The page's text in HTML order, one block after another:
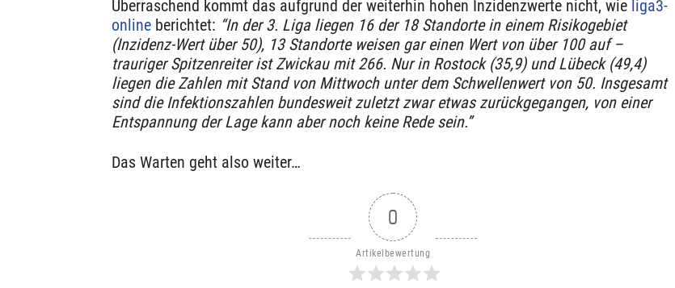
Überraschend kommt das aufgrund der weiterhin hohen Inzidenzwerte nicht, wie liga3-
online berichtet: “In der 3. Liga liegen 16 der 18 Standorte in einem Risikogebiet
(Inzidenz-Wert über 50), 13 Standorte weisen gar einen Wert von über 100 auf –
trauriger Spitzenreiter ist Zwickau mit 266. Nur in Rostock (35,9) und Lübeck (49,4)
liegen die Zahlen mit Stand von Mittwoch unter dem Schwellenwert von 50. Insgesamt
sind die Infektionszahlen bundesweit zuletzt zwar etwas zurückgegangen, von einer
Entspannung der Lage kann aber noch keine Rede sein.”
Das Warten geht also weiter…
0
Artikelbewertung